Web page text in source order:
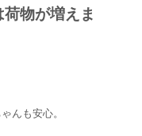
物が増えま
んも安心。